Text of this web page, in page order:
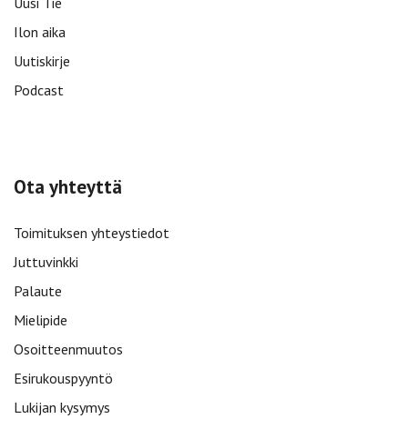
Ilon aika
Uutiskirje
Podcast
Ota yhteyttä
Toimituksen yhteystiedot
Juttuvinkki
Palaute
Mielipide
Osoitteenmuutos
Esirukouspyyntö
Lukijan kysymys